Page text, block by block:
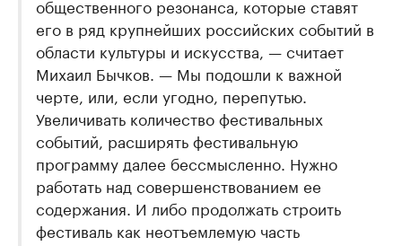
общественного резонанса, которые ставят
его в ряд крупнейших российских событий в
области культуры и искусства, — считает
Михаил Бычков. — Мы подошли к важной
черте, или, если угодно, перепутью.
Увеличивать количество фестивальных
событий, расширять фестивальную
программу далее бессмысленно. Нужно
работать над совершенствованием ее
содержания. И либо продолжать строить
фестиваль как неотъемлемую часть